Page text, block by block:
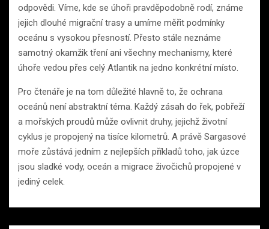
odpovědi. Víme, kde se úhoři pravděpodobně rodí, známe
jejich dlouhé migrační trasy a umíme měřit podmínky
oceánu s vysokou přesností. Přesto stále neznáme
samotný okamžik tření ani všechny mechanismy, které
úhoře vedou přes celý Atlantik na jedno konkrétní místo.
Pro čtenáře je na tom důležité hlavně to, že ochrana
oceánů není abstraktní téma. Každý zásah do řek, pobřeží
a mořských proudů může ovlivnit druhy, jejichž životní
cyklus je propojený na tisíce kilometrů. A právě Sargasové
moře zůstává jedním z nejlepších příkladů toho, jak úzce
jsou sladké vody, oceán a migrace živočichů propojené v
jediný celek.